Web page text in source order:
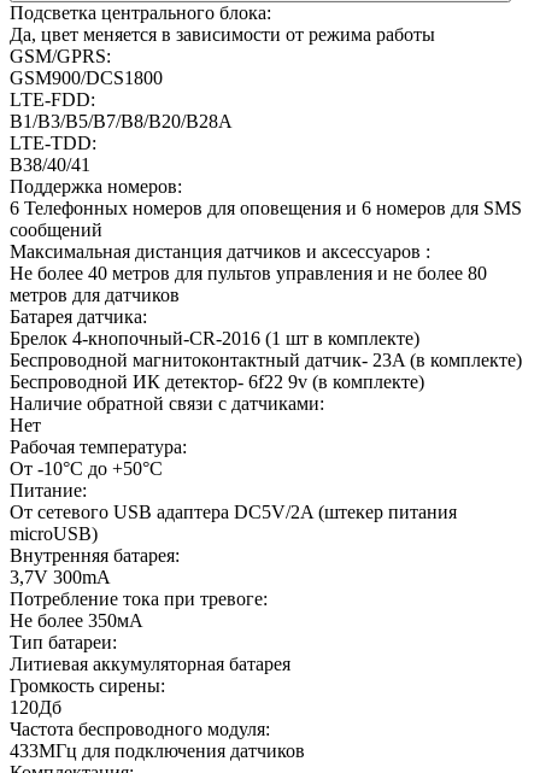
Подсветка центрального блока:
Да, цвет меняется в зависимости от режима работы
GSM/GPRS:
GSM900/DCS1800
LTE-FDD:
B1/B3/B5/B7/B8/B20/B28A
LTE-TDD:
B38/40/41
Поддержка номеров:
6 Телефонных номеров для оповещения и 6 номеров для SMS
сообщений
Максимальная дистанция датчиков и аксессуаров :
Не более 40 метров для пультов управления и не более 80
метров для датчиков
Батарея датчика:
Брелок 4-кнопочный-CR-2016 (1 шт в комплекте)
Беспроводной магнитоконтактный датчик- 23A (в комплекте)
Беспроводной ИК детектор- 6f22 9v (в комплекте)
Наличие обратной связи с датчиками:
Нет
Рабочая температура:
От -10°С до +50°С
Питание:
От сетевого USB адаптера DC5V/2A (штекер питания
microUSB)
Внутренняя батарея:
3,7V 300mA
Потребление тока при тревоге:
Не более 350мА
Тип батареи:
Литиевая аккумуляторная батарея
Громкость сирены:
120Дб
Частота беспроводного модуля:
433МГц для подключения датчиков